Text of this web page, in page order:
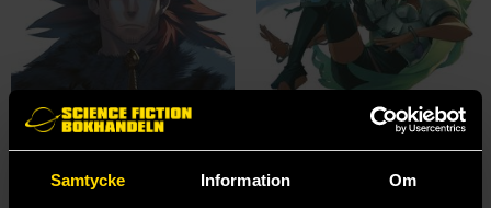
Samtycke Information Om